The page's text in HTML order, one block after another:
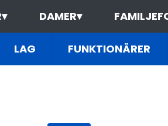
▾ DAMER▾
LAG FUNKTIONÄRER